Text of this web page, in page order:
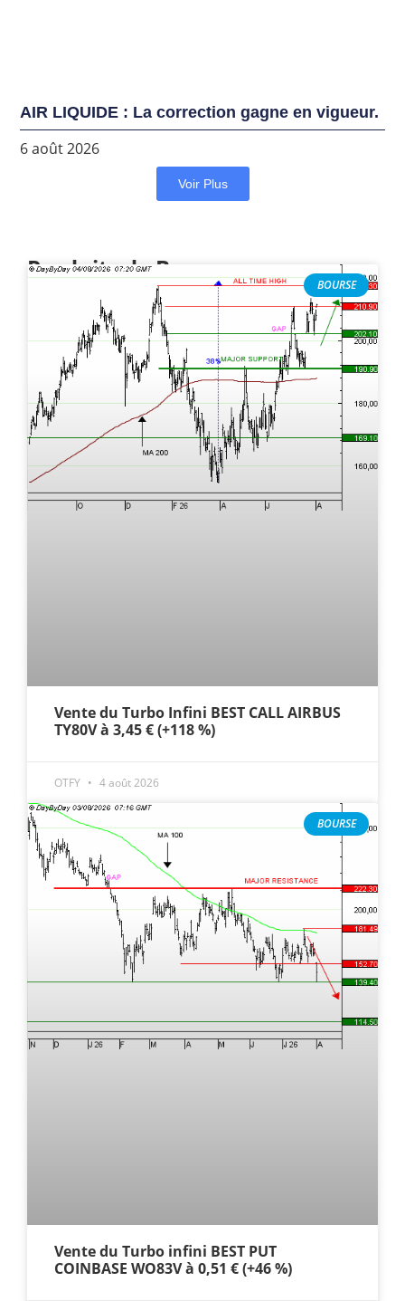
AIR LIQUIDE : La correction gagne en vigueur.
6 août 2026
Voir Plus
Produits de Bourse
BOURSE
Vente du Turbo Infini BEST CALL AIRBUS
TY80V à 3,45 € (+118 %)
OTFY 4 août 2026
BOURSE
Vente du Turbo infini BEST PUT
COINBASE WO83V à 0,51 € (+46 %)